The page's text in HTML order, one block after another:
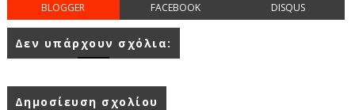
BLOGGER FACEBOOK DISQUS
Δεν υπάρχουν σχόλια:
Δημοσίευση σχολίου